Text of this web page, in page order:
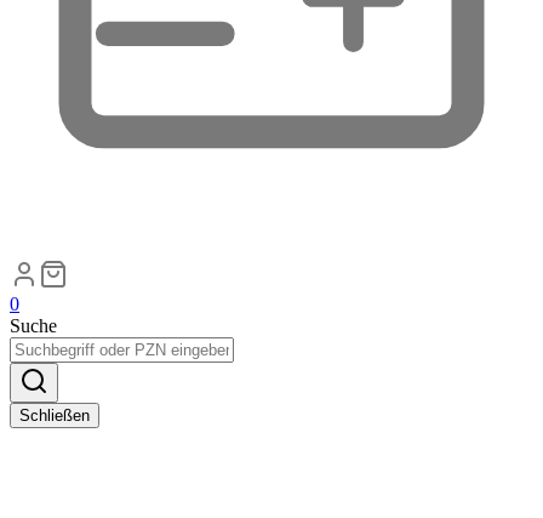
0
Suche
Schließen